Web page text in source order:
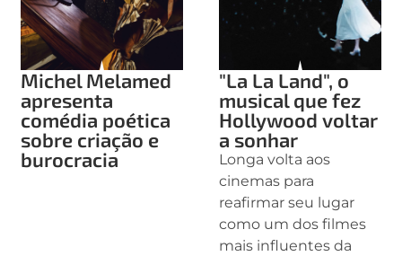
Michel Melamed
apresenta
comédia poética
sobre criação e
burocracia
"La La Land", o
musical que fez
Hollywood voltar
a sonhar
Longa volta aos
cinemas para
reafirmar seu lugar
como um dos filmes
mais influentes da